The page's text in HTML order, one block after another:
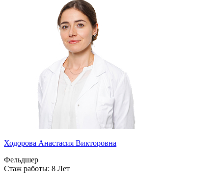
Ходорова Анастасия Викторовна
Фельдшер
Стаж работы: 8 Лет